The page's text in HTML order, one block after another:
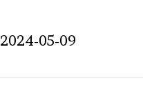
2024-05-09